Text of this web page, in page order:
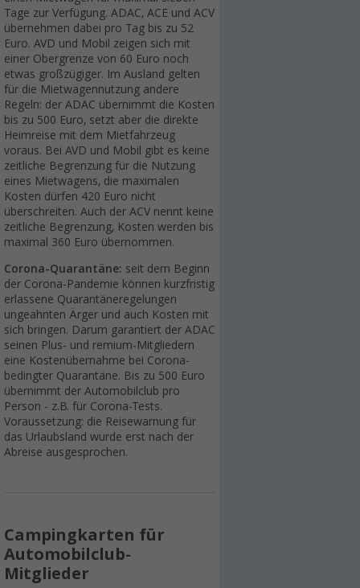
Tage zur Verfügung. ADAC, ACE und ACV
übernehmen dabei pro Tag bis zu 52
Euro. AVD und Mobil zeigen sich mit
einer Obergrenze von 60 Euro noch
etwas großzügiger. Im Ausland gelten
für die Mietwagennutzung andere
Regeln: der ADAC übernimmt die Kosten
bis zu 500 Euro, setzt aber die direkte
Heimreise mit dem Mietfahrzeug
voraus. Bei AVD und Mobil gibt es keine
zeitliche Begrenzung für die Nutzung
eines Mietwagens, die maximalen
Kosten dürfen 420 Euro nicht
überschreiten. Auch der ACV nennt keine
zeitliche Begrenzung, Kosten werden bis
maximal 360 Euro übernommen.
Corona-Quarantäne: seit dem Beginn
der Corona-Pandemie können kurzfristig
erlassene Quarantäneregelungen
ungeahnten Ärger und auch Kosten mit
sich bringen. Darum garantiert der ADAC
seinen Plus- und remium-Mitgliedern
eine Kostenübernahme bei Corona-
bedingter Quarantäne. Bis zu 500 Euro
übernimmt der Automobilclub pro
Person - z.B. für Corona-Tests.
Voraussetzung: die Reisewarnung für
das Urlaubsland wurde erst nach der
Abreise ausgesprochen.
Campingkarten für
Automobilclub-
Mitglieder